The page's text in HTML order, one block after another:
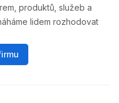
produktů, služeb a
lidem rozhodovat